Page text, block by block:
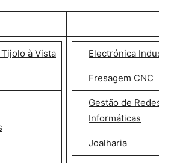
à Vista Electrónica
Fresagem CNC
Gestão de Redes
Informáticas
Joalharia